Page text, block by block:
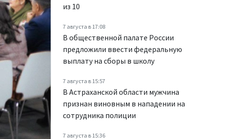
из 10
7 августа в 17:08
В общественной палате России
предложили ввести федеральную
выплату на сборы в школу
7 августа в 15:57
В Астраханской области мужчина
признан виновным в нападении на
сотрудника полиции
7 августа в 15:36